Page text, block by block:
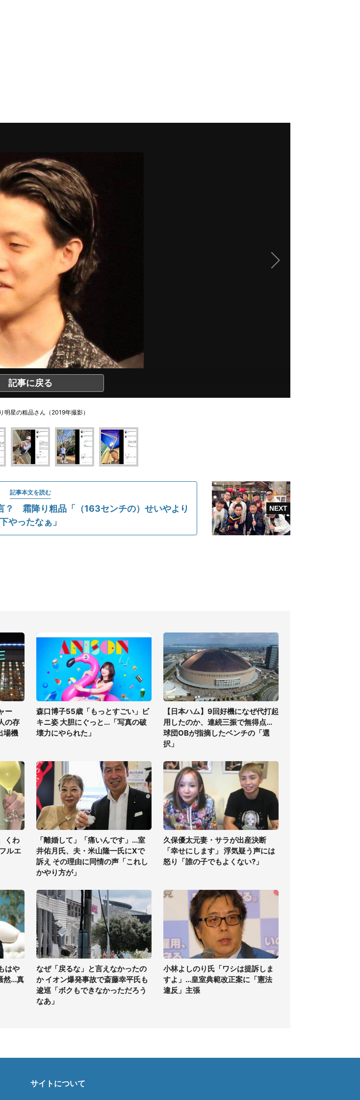
記事に戻る
明星の粗品さん（2019年撮影）
記事本文を読む
？ 霜降り粗品「（163センチの）せいやより
下やったなぁ」
ー
の存
場機
森口博子55歳「もっとすごい」ビ
キニ姿 大胆にぐっと...「写真の破
壊力にやられた」
【日本ハム】9回好機になぜ代打起
用したのか、連続三振で無得点...
球団OBが指摘したベンチの「選
択」
くわ
ルエ
「離婚して」「痛いんです」...室
井佑月氏、夫・米山隆一氏にXで
訴え その理由に同情の声「これし
かやり方が」
久保優太元妻・サラが出産決断
「幸せにします」 浮気疑う声には
怒り「誰の子でもよくない?」
はや
然...真
なぜ「戻るな」と言えなかったの
か イオン爆発事故で斎藤幸平氏も
逡巡「ボクもできなかっただろう
なあ」
小林よしのり氏「ワシは提訴しま
すよ」...皇室典範改正案に「憲法
違反」主張
サイトについて